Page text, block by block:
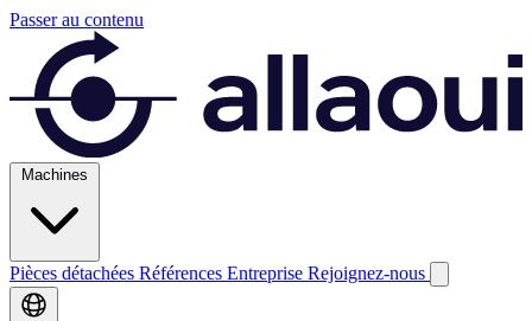
Passer au contenu
Machines
Pièces détachées Références Entreprise Rejoignez-nous